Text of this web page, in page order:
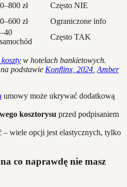
zł
Często NIE
zł
Ograniczone info
Często TAK
w hotelach bankietowych.
podstawie Konflinx, 2024 Amber
umowy może ukrywać dodatkową
kosztorysu przed podpisaniem
– wiele opcji jest elastycznych, tylko
co naprawdę nie masz